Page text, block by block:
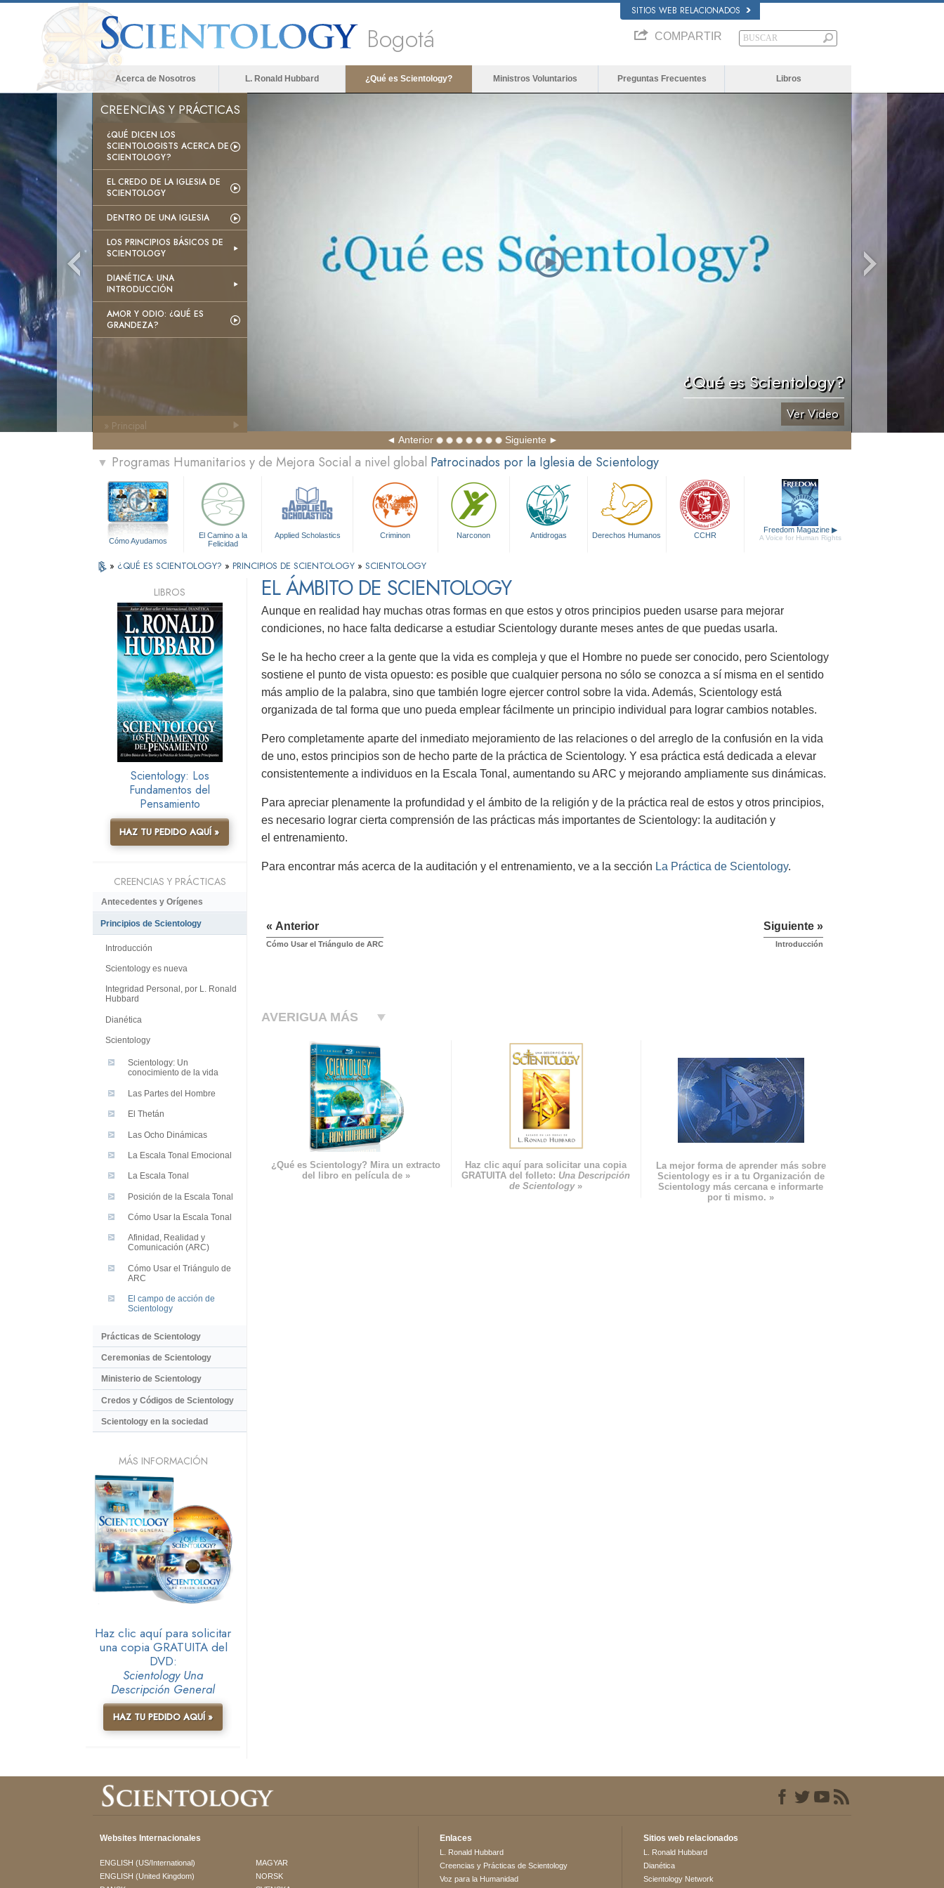
SITIOS WEB RELACIONADOS
Bogotá COMPARTIR
Acerca de Nosotros L. Ronald Hubbard ¿Qué es Scientology? Ministros Voluntarios Preguntas Frecuentes Libros
CREENCIAS Y PRÁCTICAS
¿QUÉ DICEN LOS
SCIENTOLOGISTS ACERCA DE
SCIENTOLOGY?
EL CREDO DE LA IGLESIA DE
SCIENTOLOGY
DENTRO DE UNA IGLESIA
LOS PRINCIPIOS BÁSICOS DE
SCIENTOLOGY
DIANÉTICA: UNA
INTRODUCCIÓN
AMOR Y ODIO: ¿QUÉ ES
GRANDEZA?
¿Qué es Scientology?
Ver Video
Anterior Siguiente
» Principal
▼ Programas Humanitarios y de Mejora Social a nivel global Patrocinados por la Iglesia de Scientology
Cómo Ayudamos
El Camino a la
Felicidad
Applied Scholastics Criminon Narconon Antidrogas Derechos Humanos CCHR
Freedom Magazine ▶
A Voice for Human Rights
» ¿QUÉ ES SCIENTOLOGY? » PRINCIPIOS DE SCIENTOLOGY » SCIENTOLOGY
EL ÁMBITO DE SCIENTOLOGY
Aunque en realidad hay muchas otras formas en que estos y otros principios pueden usarse para mejorar
condiciones, no hace falta dedicarse a estudiar Scientology durante meses antes de que puedas usarla.
Se le ha hecho creer a la gente que la vida es compleja y que el Hombre no puede ser conocido, pero Scientology
sostiene el punto de vista opuesto: es posible que cualquier persona no sólo se conozca a sí misma en el sentido
más amplio de la palabra, sino que también logre ejercer control sobre la vida. Además, Scientology está
organizada de tal forma que uno pueda emplear fácilmente un principio individual para lograr cambios notables.
Pero completamente aparte del inmediato mejoramiento de las relaciones o del arreglo de la confusión en la vida
de uno, estos principios son de hecho parte de la práctica de Scientology. Y esa práctica está dedicada a elevar
consistentemente a individuos en la Escala Tonal, aumentando su ARC y mejorando ampliamente sus dinámicas.
Para apreciar plenamente la profundidad y el ámbito de la religión y de la práctica real de estos y otros principios,
es necesario lograr cierta comprensión de las prácticas más importantes de Scientology: la auditación y
el entrenamiento.
Para encontrar más acerca de la auditación y el entrenamiento, ve a la sección La Práctica de Scientology.
« Anterior
Cómo Usar el Triángulo de ARC
Siguiente »
Introducción
AVERIGUA MÁS
¿Qué es Scientology? Mira un extracto
del libro en película de »
Haz clic aquí para solicitar una copia
GRATUITA del folleto: Una Descripción
de Scientology»
La mejor forma de aprender más sobre
Scientology es ir a tu Organización de
Scientology más cercana e informarte
por ti mismo. »
LIBROS
Scientology: Los
Fundamentos del
Pensamiento
HAZ TU PEDIDO AQUÍ »
CREENCIAS Y PRÁCTICAS
Antecedentes y Orígenes
Principios de Scientology
Introducción
Scientology es nueva
Integridad Personal, por L. Ronald
Hubbard
Dianética
Scientology
Scientology: Un
conocimiento de la vida
Las Partes del Hombre
El Thetán
Las Ocho Dinámicas
La Escala Tonal Emocional
La Escala Tonal
Posición de la Escala Tonal
Cómo Usar la Escala Tonal
Afinidad, Realidad y
Comunicación (ARC)
Cómo Usar el Triángulo de
ARC
El campo de acción de
Scientology
Prácticas de Scientology
Ceremonias de Scientology
Ministerio de Scientology
Credos y Códigos de Scientology
Scientology en la sociedad
MÁS INFORMACIÓN
Haz clic aquí para solicitar
una copia GRATUITA del
DVD:
Scientology Una
Descripción General
HAZ TU PEDIDO AQUÍ »
Websites Internacionales
ENGLISH (US/International)
ENGLISH (United Kingdom)
MAGYAR
NORSK
Enlaces
L. Ronald Hubbard
Creencias y Prácticas de Scientology
Voz para la Humanidad
Sitios web relacionados
L. Ronald Hubbard
Dianética
Scientology Network